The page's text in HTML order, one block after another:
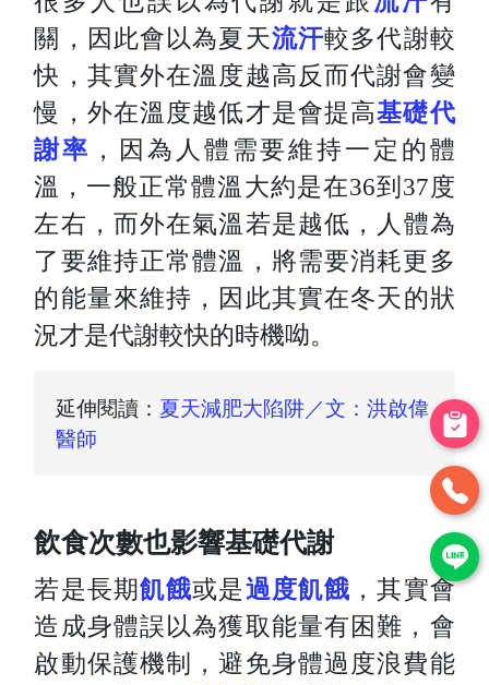
關，因此會以為夏天流汗較多代謝較
快， 其實外在溫度越高反而代謝會變
慢，外在溫度越低才是會提高基礎代
謝率 ，
因為人體需要維持一定的體
溫，一般正常體溫大約是在36到37度
左右， 而外在氣溫若是越低，人體為
了要維持正常體溫，將需要消耗更多
的能量來維持， 因此其實在冬天的狀
況才是代謝較快的時機呦。
延伸閱讀： 夏天減肥大陷阱／文：洪啟偉
醫師
飲食次數也影響基礎代謝
若是長期飢餓或是過度飢餓 ，其實會
造成身體誤以為獲取能量有困難， 會
啟動保護機制，避免身體過度浪費能